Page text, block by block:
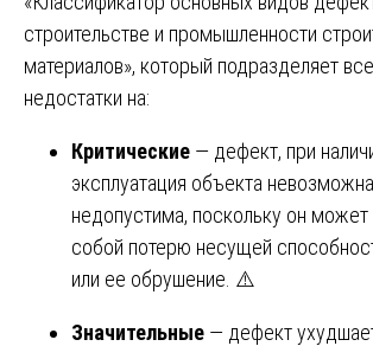
строительстве и промышленности
материалов», который подразделяет
недостатки на:
Критические — дефект, при
эксплуатация объекта
недопустима, поскольку он может
собой потерю несущей
или ее обрушение. ⚠️
Значительные — дефект